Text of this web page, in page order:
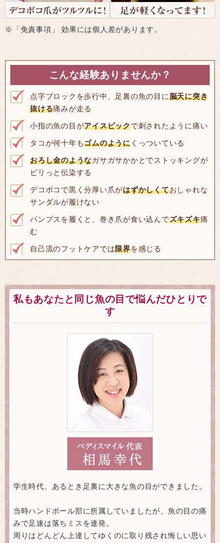
※「免責事項」 効果には個人差があります。
こんな経験ありませんか？
点字ブロックを歩行中、足裏の魚の目に脳天に突き
抜ける痛みが走る
小指の魚の目がアイスピックで刺されたように痛い
タコが何十年もゴムのようにくっついている
おろし金のようなガサガサかかとでストッキングが
ビリっと伝染する
デコボコで黒く分厚い爪がはずかしくておしゃれな
サンダルが履けない
パンプスを履くと、巻き爪が食い込んでズキズキ痛
む
自己流のフットケアでは限界を感じる
私もあなたと同じ魚の目で悩んだひとりで
す
学生時代、あるとき足裏に大きな魚の目ができました。
当時ハンドボール部に所属していましたが、魚の目の痛
みで足速は落ちミスを連発。
周りはどんどん上達してゆくのに取り残され悔しい思い